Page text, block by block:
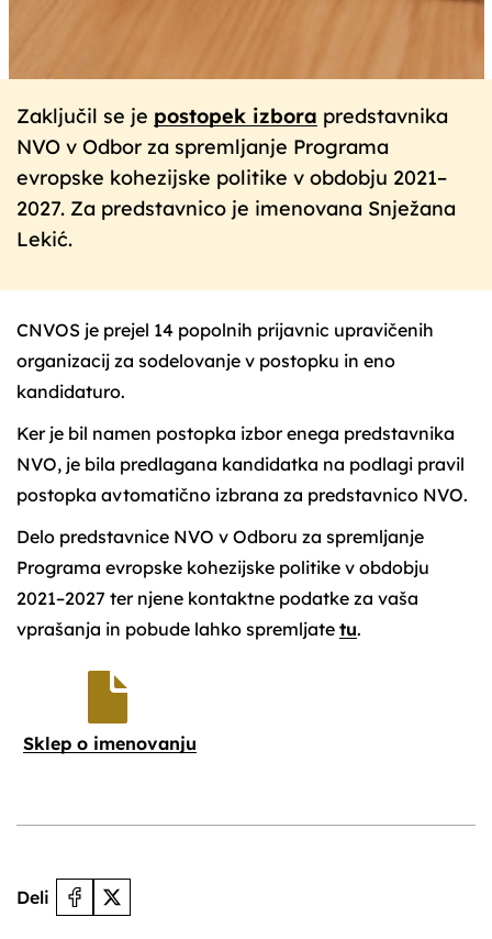
Zaključil se je postopek izbora predstavnika
NVO v Odbor za spremljanje Programa
evropske kohezijske politike v obdobju 2021–
2027. Za predstavnico je imenovana Snježana
Lekić.
CNVOS je prejel 14 popolnih prijavnic upravičenih
organizacij za sodelovanje v postopku in eno
kandidaturo.
Ker je bil namen postopka izbor enega predstavnika
NVO, je bila predlagana kandidatka na podlagi pravil
postopka avtomatično izbrana za predstavnico NVO.
Delo predstavnice NVO v Odboru za spremljanje
Programa evropske kohezijske politike v obdobju
2021–2027 ter njene kontaktne podatke za vaša
vprašanja in pobude lahko spremljate tu.
Sklep o imenovanju
Deli